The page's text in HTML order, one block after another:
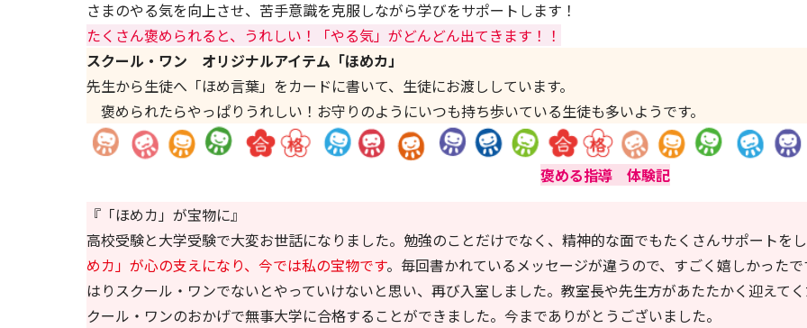
さまのやる気を向上させ、苦手意識を克服しながら学びをサポートします！
たくさん褒められると、うれしい！「やる気」がどんどん出てきます！！
スクール・ワン オリジナルアイテム「ほめカ」
先生から生徒へ「ほめ言葉」をカードに書いて、生徒にお渡ししています。
褒められたらやっぱりうれしい！お守りのようにいつも持ち歩いている生徒も多いようです。
褒める指導 体験記
『「ほめカ」が宝物に』
高校受験と大学受験で大変お世話になりました。勉強のことだけでなく、精神的な面でもたくさんサポートを
めカ」が心の支えになり、今では私の宝物です。毎回書かれているメッセージが違うので、すごく嬉しかった
はりスクール・ワンでないとやっていけないと思い、再び入室しました。教室長や先生方があたたかく迎えて
クール・ワンのおかげで無事大学に合格することができました。今までありがとうございました。